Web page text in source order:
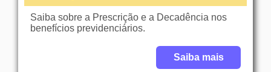
Saiba sobre a Prescrição e a Decadência nos
benefícios previdenciários.
Saiba mais